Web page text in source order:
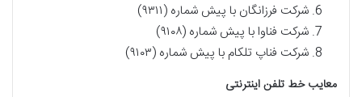
شرکت فرزانگان با پیش شماره (۹۳۱۱)
شرکت فناوا با پیش شماره (۹۱۰۸)
شرکت فناپ تلکام با پیش شماره (۹۱۰۳)
معایب خط تلفن اینترنتی